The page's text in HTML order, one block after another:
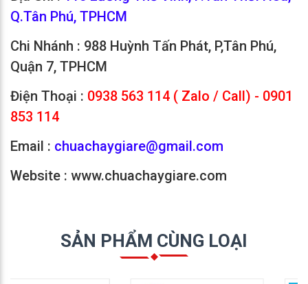
Q.Tân Phú, TPHCM
Chi Nhánh : 988 Huỳnh Tấn Phát, P,Tân Phú,
Quận 7, TPHCM
Điện Thoại : 0938 563 114 ( Zalo / Call) - 0901
853 114
Email : chuachaygiare@gmail.com
Website : www.chuachaygiare.com
SẢN PHẨM CÙNG LOẠI